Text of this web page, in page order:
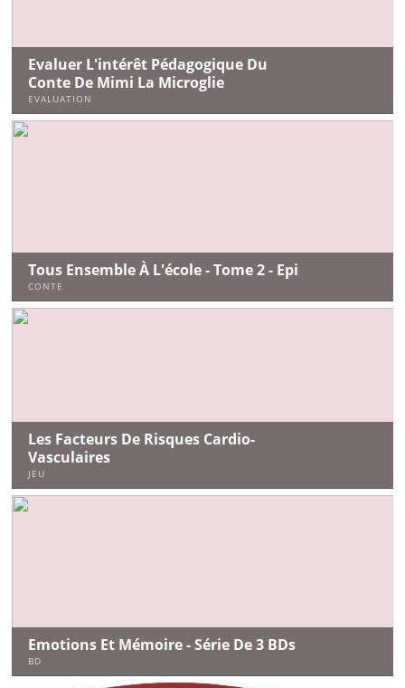
Evaluer L'intérêt Pédagogique Du
Conte De Mimi La Microglie
EVALUATION
Tous Ensemble À L'école - Tome 2 - Epi
CONTE
Les Facteurs De Risques Cardio-
Vasculaires
JEU
Emotions Et Mémoire - Série De 3 BDs
BD